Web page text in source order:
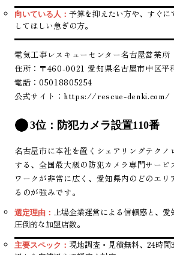
向いている人： 予算を抑えたい方や、すぐ
してほしい急ぎの方。
電気工事レスキューセンター名古屋営業所
住所：〒460-0021 愛知県名古屋市中区平
電話：05018805254
公式サイト： https://rescue-denki.com/
3位：防犯カメラ設置110番
名古屋市に本社を置くシェアリングテクノ
する、全国最大級の防犯カメラ専門サービ
ワークが非常に広く、愛知県内のどのエリ
るのが強みです。
選定理由： 上場企業運営による信頼感と、愛
圧倒的な加盟店数。
主要スペック： 現地調査・見積無料、24時